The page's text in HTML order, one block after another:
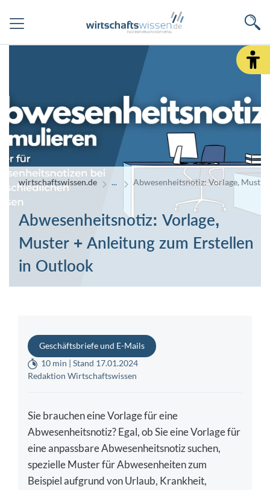
wirtschaftswissen.de Abwesenheitsnotiz: Vorlage,
Abwesenheitsnotiz: Vorlage,
Muster + Anleitung zum Erstellen
in Outlook
Geschäftsbriefe und E-Mails
10 min | Stand 17.01.2024
Redaktion Wirtschaftswissen
Sie brauchen eine Vorlage für eine
Abwesenheitsnotiz? Egal, ob Sie eine Vorlage für
eine anpassbare Abwesenheitsnotiz suchen,
spezielle Muster für Abwesenheiten zum
Beispiel aufgrund von Urlaub, Krankheit,